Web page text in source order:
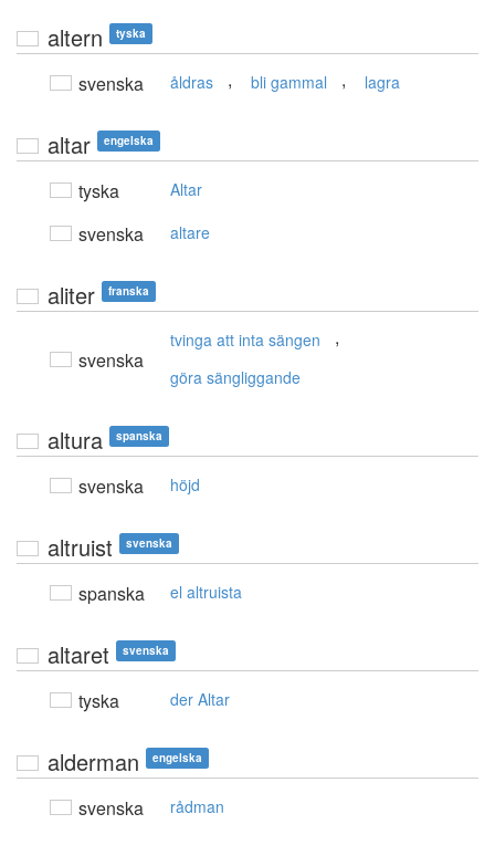
altern tyska
svenska åldras , bli gammal , lagra
altar engelska
tyska Altar
svenska altare
aliter franska
svenska
tvinga att inta sängen ,
göra sängliggande
altura spanska
svenska höjd
altruist svenska
spanska el altruista
altaret svenska
tyska der Altar
alderman engelska
svenska rådman